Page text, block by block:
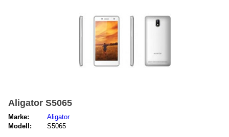
Aligator S5065
Marke:
Aligator
Modell:
S5065